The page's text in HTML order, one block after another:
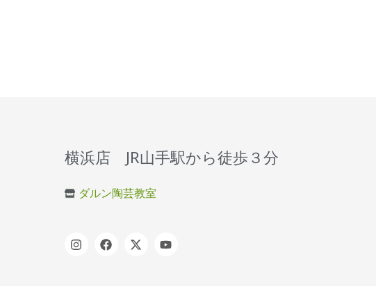
横浜店 JR山手駅から徒歩３分
ダルン陶芸教室